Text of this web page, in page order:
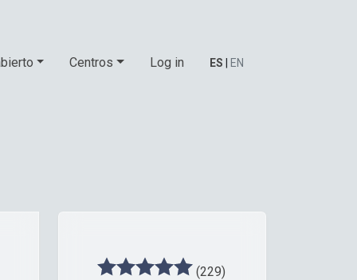
Centros Log in ES EN
(229)